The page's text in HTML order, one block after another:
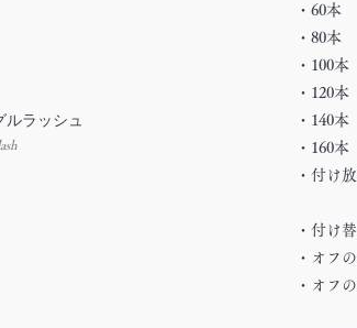
ルラッシュ
・ 60
・ 80
・ 100
・ 120
・
・
・ 付け
・ 付け
・ オフ
・ オフ